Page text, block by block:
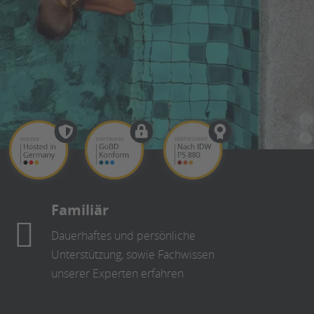
Familiär
Dauerhaftes und persönliche
Unterstützung, sowie Fachwissen
unserer Experten erfahren